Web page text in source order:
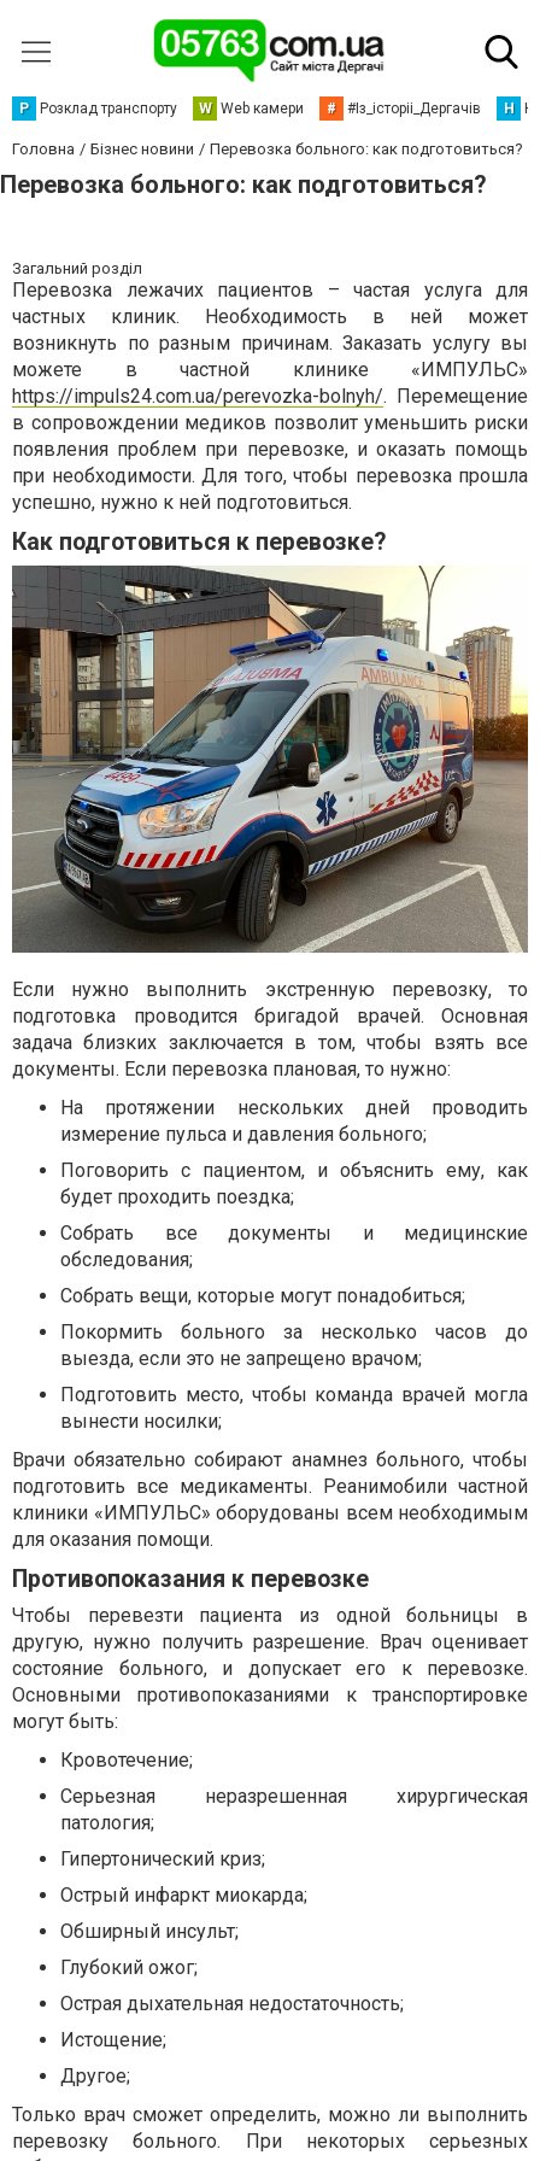
Р Розклад транспорту W Web камери # #Із_історіі_Дергачів Н
Головна Бізнес новини Перевозка больного: как подготовиться?
Перевозка больного: как подготовиться?
Загальний розділ
Перевозка лежачих пациентов – частая услуга для
частных клиник. Необходимость в ней может
возникнуть по разным причинам. Заказать услугу вы
можете в частной клинике «ИМПУЛЬС»
https://impuls24.com.ua/perevozka-bolnyh/. Перемещение
в сопровождении медиков позволит уменьшить риски
появления проблем при перевозке, и оказать помощь
при необходимости. Для того, чтобы перевозка прошла
успешно, нужно к ней подготовиться.
Как подготовиться к перевозке?
Если нужно выполнить экстренную перевозку, то
подготовка проводится бригадой врачей. Основная
задача близких заключается в том, чтобы взять все
документы. Если перевозка плановая, то нужно:
На протяжении нескольких дней проводить
измерение пульса и давления больного;
Поговорить с пациентом, и объяснить ему, как
будет проходить поездка;
Собрать все документы и медицинские
обследования;
Собрать вещи, которые могут понадобиться;
Покормить больного за несколько часов до
выезда, если это не запрещено врачом;
Подготовить место, чтобы команда врачей могла
вынести носилки;
Врачи обязательно собирают анамнез больного, чтобы
подготовить все медикаменты. Реанимобили частной
клиники «ИМПУЛЬС» оборудованы всем необходимым
для оказания помощи.
Противопоказания к перевозке
Чтобы перевезти пациента из одной больницы в
другую, нужно получить разрешение. Врач оценивает
состояние больного, и допускает его к перевозке.
Основными противопоказаниями к транспортировке
могут быть:
Кровотечение;
Серьезная неразрешенная хирургическая
патология;
Гипертонический криз;
Острый инфаркт миокарда;
Обширный инсульт;
Глубокий ожог;
Острая дыхательная недостаточность;
Истощение;
Другое;
Только врач сможет определить, можно ли выполнить
перевозку больного. При некоторых серьезных